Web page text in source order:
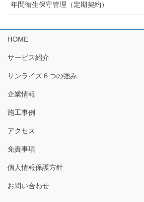
年間衛生保守管理（定期契約）
HOME
サービス紹介
サンライズ６つの強み
企業情報
施工事例
アクセス
免責事項
個人情報保護方針
お問い合わせ